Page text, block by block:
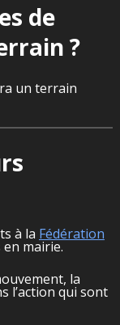
de
?
un terrain
à la Fédération
mairie.
la
l’action qui sont